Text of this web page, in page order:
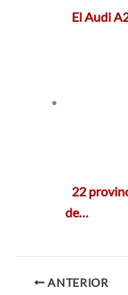
El Audi
22
de…
ANTERIOR